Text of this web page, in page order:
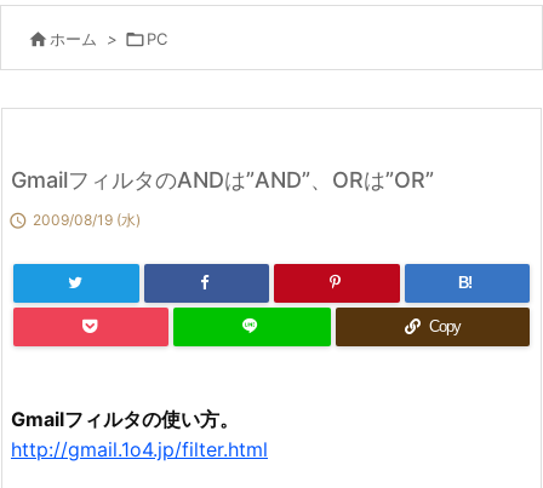
 ホーム > PC
GmailフィルタのANDは”AND”、ORは”OR”
 2009/08/19 (水)
B!
Copy
Gmailフィルタの使い方。
http://gmail.1o4.jp/filter.html